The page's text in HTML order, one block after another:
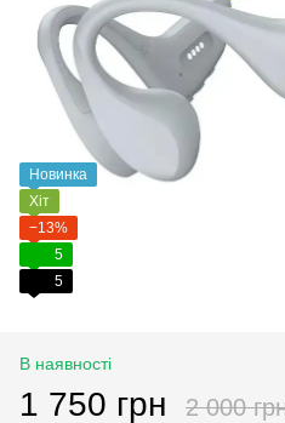
Новинка
Хіт
−13%
5
5
В наявності
1 750 грн 2 000